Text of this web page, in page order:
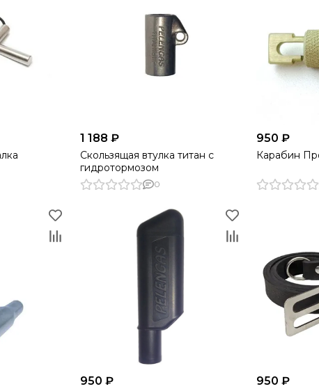
1 188 ₽
Скользящая втулка титан с
гидротормозом
0
950 ₽
Карабин
950 ₽ 950 ₽